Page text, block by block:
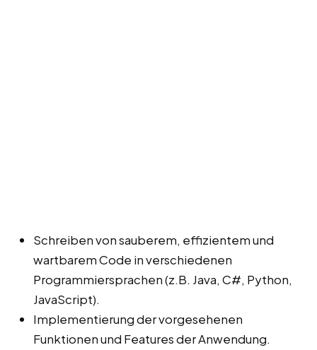
Schreiben von sauberem, effizientem und
wartbarem Code in verschiedenen
Programmiersprachen (z.B. Java, C#, Python,
JavaScript).
Implementierung der vorgesehenen
Funktionen und Features der Anwendung.